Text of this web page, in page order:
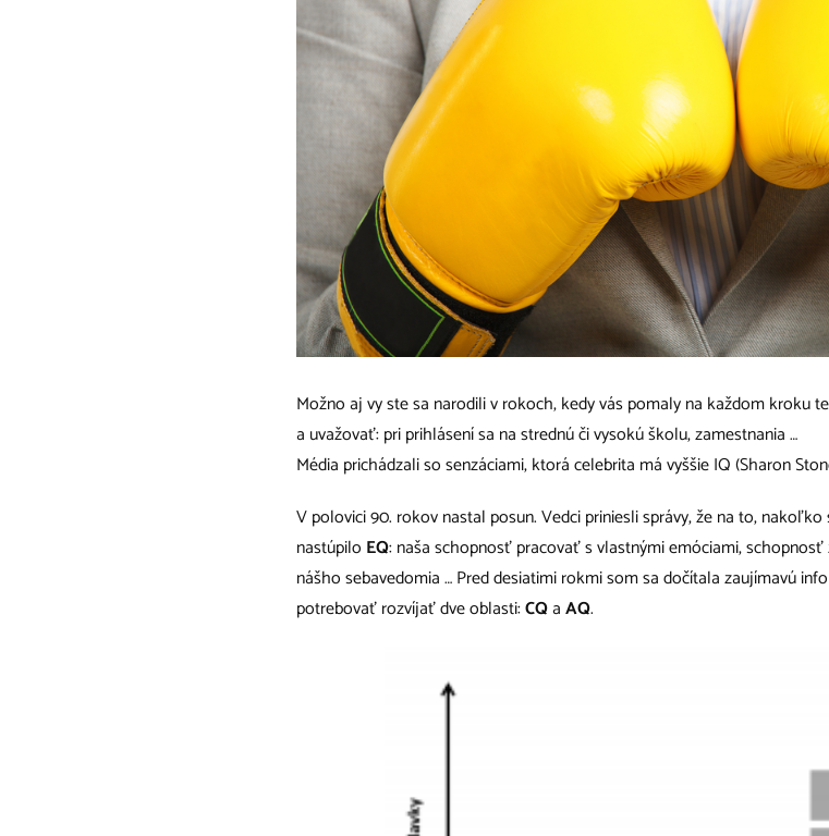
Možno aj vy ste sa narodili v rokoch, kedy vás pomaly na každom kroku
a uvažovať: pri prihlásení sa na strednú či vysokú školu, zamestnania …
Média prichádzali so senzáciami, ktorá celebrita má vyššie IQ (Sharon
V polovici 90. rokov nastal posun. Vedci priniesli správy, že na to,
nastúpilo EQ: naša schopnosť pracovať s vlastnými emóciami,
nášho sebavedomia … Pred desiatimi rokmi som sa dočítala zaujímavú
potrebovať rozvíjať dve oblasti:CQaAQ.